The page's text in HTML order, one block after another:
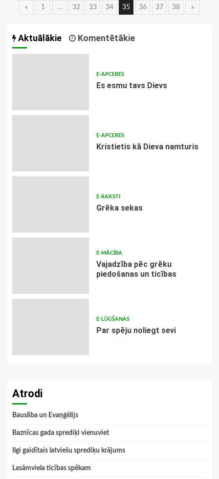
Ziņu
« 1 … 32 33 34 35 36 37 38 »
Aktuālākie Komentētākie
E-APCERES
Es esmu tavs Dievs
E-APCERES
Kristietis kā Dieva namturis
E-RAKSTI
Grēka sekas
E-MĀCĪBA
Vajadzība pēc grēku
piedošanas un ticības
E-LŪGŠANAS
Par spēju noliegt sevi
Atrodi
Bauslība un Evaņģēlijs
Baznīcas gada sprediķi vienuviet
Ilgi gaidītais latviešu sprediķu krājums
Lasāmviela ticības spēkam